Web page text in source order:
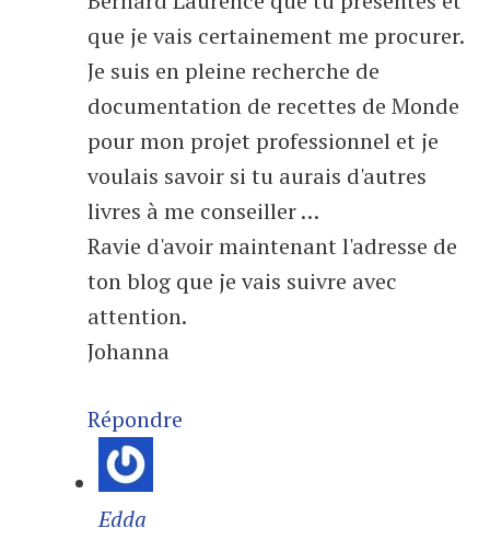
que je vais certainement me procurer.
Je suis en pleine recherche de
documentation de recettes de Monde
pour mon projet professionnel et je
voulais savoir si tu aurais d'autres
livres à me conseiller …
Ravie d'avoir maintenant l'adresse de
ton blog que je vais suivre avec
attention.
Johanna
Répondre
Edda